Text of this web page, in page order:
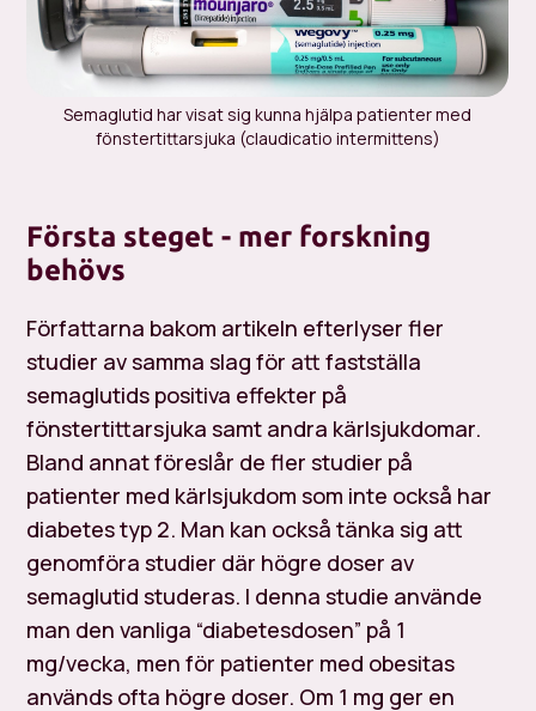
Semaglutid har visat sig kunna hjälpa patienter med
fönstertittarsjuka (claudicatio intermittens)
Första steget - mer forskning
behövs
Författarna bakom artikeln efterlyser fler
studier av samma slag för att fastställa
semaglutids positiva effekter på
fönstertittarsjuka samt andra kärlsjukdomar.
Bland annat föreslår de fler studier på
patienter med kärlsjukdom som inte också har
diabetes typ 2. Man kan också tänka sig att
genomföra studier där högre doser av
semaglutid studeras. I denna studie använde
man den vanliga “diabetesdosen” på 1
mg/vecka, men för patienter med obesitas
används ofta högre doser. Om 1 mg ger en